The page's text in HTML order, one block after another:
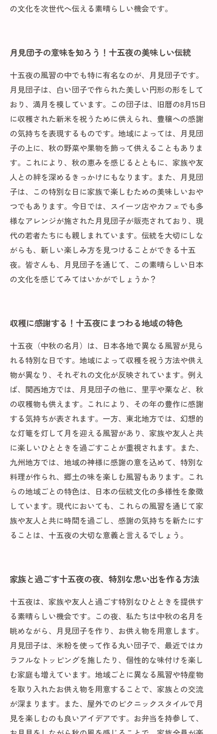
の文化を次世代へ伝える素晴らしい機会です。
月見団子の意味を知ろう！十五夜の美味しい伝統
十五夜の風習の中でも特に有名なのが、月見団子です。
月見団子は、白い団子で作られた美しい円形の形をして
おり、満月を模しています。この団子は、旧暦の8月15日
に収穫された新米を祝うために供えられ、豊穣への感謝
の気持ちを表現するものです。地域によっては、月見団
子の上に、秋の野菜や果物を飾って供えることもありま
す。これにより、秋の恵みを感じるとともに、家族や友
人との絆を深めるきっかけにもなります。また、月見団
子は、この特別な日に家族で楽しむための美味しいおや
つでもあります。今日では、スイーツ店やカフェでも多
様なアレンジが施された月見団子が販売されており、現
代の若者たちにも親しまれています。伝統を大切にしな
がらも、新しい楽しみ方を見つけることができる十五
夜。皆さんも、月見団子を通じて、この素晴らしい日本
の文化を感じてみてはいかがでしょうか？
収穫に感謝する！十五夜にまつわる地域の特色
十五夜（中秋の名月）は、日本各地で異なる風習が見ら
れる特別な日です。地域によって収穫を祝う方法や供え
物が異なり、それぞれの文化が反映されています。例え
ば、関西地方では、月見団子の他に、里芋や栗など、秋
の収穫物も供えます。これにより、その年の豊作に感謝
する気持ちが表されます。一方、東北地方では、幻想的
な灯篭を灯して月を迎える風習があり、家族や友人と共
に楽しいひとときを過ごすことが重視されます。また、
九州地方では、地域の神様に感謝の意を込めて、特別な
料理が作られ、郷土の味を楽しむ風習もあります。これ
らの地域ごとの特色は、日本の伝統文化の多様性を象徴
しています。現代においても、これらの風習を通じて家
族や友人と共に時間を過ごし、感謝の気持ちを新たにす
ることは、十五夜の大切な意義と言えるでしょう。
家族と過ごす十五夜の夜、特別な思い出を作る方法
十五夜は、家族や友人と過ごす特別なひとときを提供す
る素晴らしい機会です。この夜、私たちは中秋の名月を
眺めながら、月見団子を作り、お供え物を用意します。
月見団子は、米粉を使って作る丸い団子で、最近ではカ
ラフルなトッピングを施したり、個性的な味付けを楽し
む家庭も増えています。地域ごとに異なる風習や特産物
を取り入れたお供え物を用意することで、家族との交流
が深まります。また、屋外でのピクニックスタイルで月
見を楽しむのも良いアイデアです。お弁当を持参して、